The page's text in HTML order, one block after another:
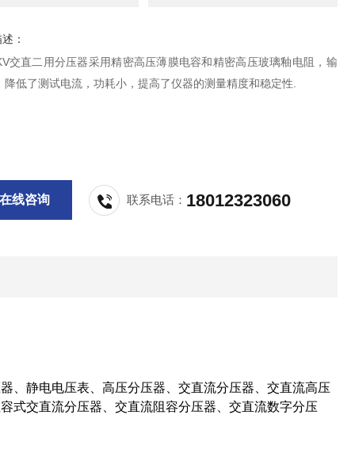
：
交直二用分压器采用精密高压薄膜电容和精密高压玻璃釉电阻，输
降低了测试电流，功耗小，提高了仪器的测量精度和稳定性.
在线咨询 联系电话： 18012323060
、静电电压表、高压分压器、交直流分压器、交直流高压
式交直流分压器、交直流阻容分压器、交直流数字分压